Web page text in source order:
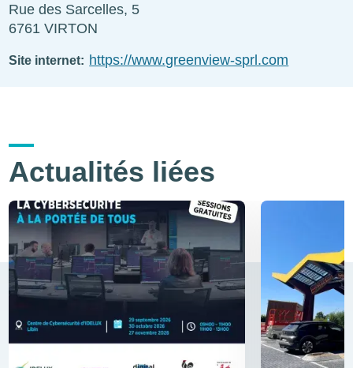
Rue des Sarcelles, 5
6761 VIRTON
Site internet https://www.greenview-sprl.com
Actualités liées